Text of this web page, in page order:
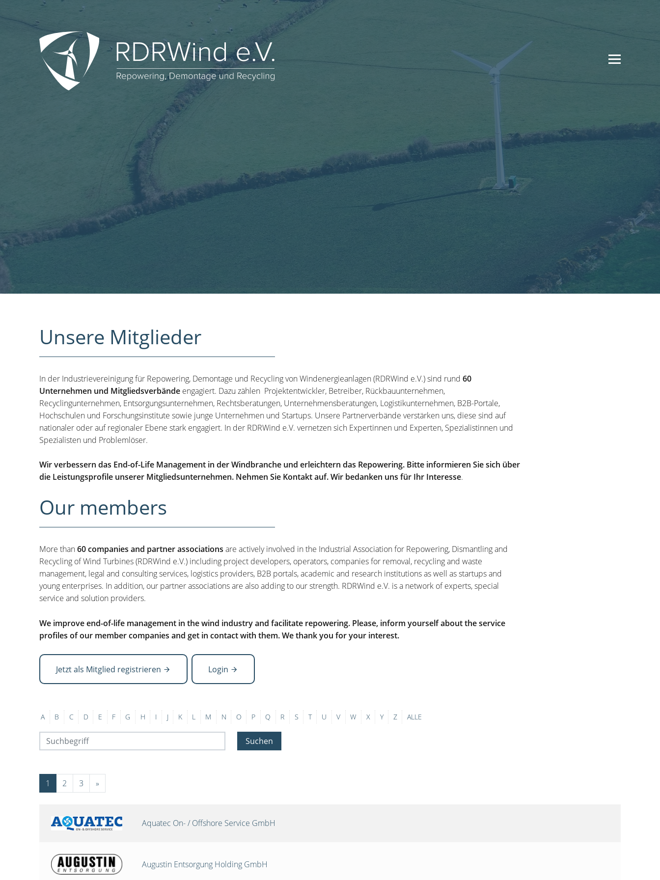
Unsere Mitglieder
In der Industrievereinigung für Repowering, Demontage und Recycling von Windenergieanlagen (RDRWind e.V.) sind rund 60
Unternehmen und Mitgliedsverbände engagiert. Dazu zählen Projektentwickler, Betreiber, Rückbauunternehmen,
Recyclingunternehmen, Entsorgungsunternehmen, Rechtsberatungen, Unternehmensberatungen, Logistikunternehmen, B2B-Portale,
Hochschulen und Forschungsinstitute sowie junge Unternehmen und Startups. Unsere Partnerverbände verstärken uns, diese sind auf
nationaler oder auf regionaler Ebene stark engagiert. In der RDRWind e.V. vernetzen sich Expertinnen und Experten, Spezialistinnen und
Spezialisten und Problemlöser.
Wir verbessern das End-of-Life Management in der Windbranche und erleichtern das Repowering. Bitte informieren Sie sich über
die Leistungsprofile unserer Mitgliedsunternehmen. Nehmen Sie Kontakt auf. Wir bedanken uns für Ihr Interesse.
Our members
More than60 companies and partner associations are actively involved in the Industrial Association for Repowering, Dismantling and
Recycling of Wind Turbines (RDRWind e.V.) including project developers, operators, companies for removal, recycling and waste
management, legal and consulting services, logistics providers, B2B portals, academic and research institutions as well as startups and
young enterprises. In addition, our partner associations are also adding to our strength. RDRWind e.V. is a network of experts, special
service and solution providers.
We improve end-of-life management in the wind industry and facilitate repowering. Please, inform yourself about the service
profiles of our member companies and get in contact with them. We thank you for your interest.
Jetzt als Mitglied registrieren Login
A B C D E F G H I J K L M N O P Q R S T U V W X Y Z ALLE
Suchen
1 2 3 »
Aquatec On- / Offshore Service GmbH
Augustin Entsorgung Holding GmbH